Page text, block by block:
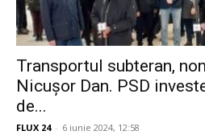
Transportul subteran,
Nicușor Dan. PSD
de...
FLUX 24 - 6 iunie 2024, 12:58